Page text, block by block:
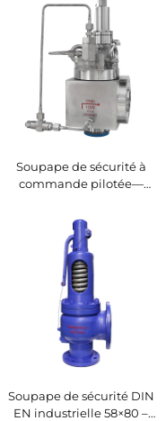
Soupape de sécurité à
commande pilotée—
Soupape de sécurité DIN
EN industrielle 58×80 –